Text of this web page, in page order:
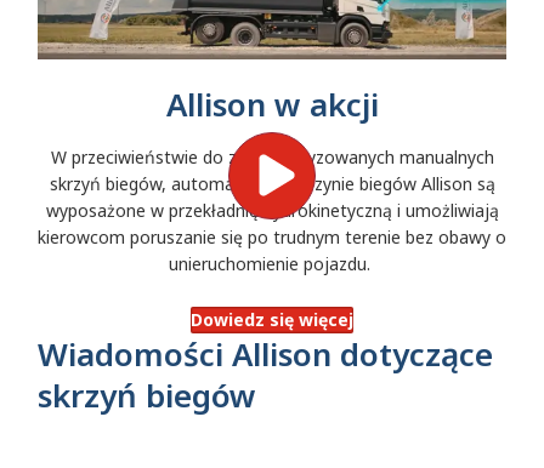
Allison w akcji
W przeciwieństwie do zautomatyzowanych manualnych
skrzyń biegów, automatyczne skrzynie biegów Allison są
wyposażone w przekładnię hydrokinetyczną i umożliwiają
kierowcom poruszanie się po trudnym terenie bez obawy o
unieruchomienie pojazdu.
Dowiedz się więcej
Wiadomości Allison dotyczące
skrzyń biegów